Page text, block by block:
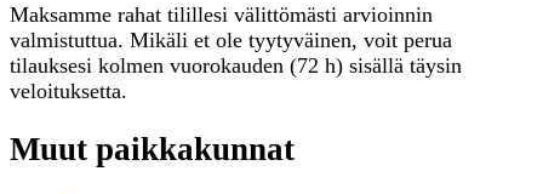
Maksamme rahat tilillesi välittömästi arvioinnin
valmistuttua. Mikäli et ole tyytyväinen, voit perua
tilauksesi kolmen vuorokauden (72 h) sisällä täysin
veloituksetta.
Muut paikkakunnat